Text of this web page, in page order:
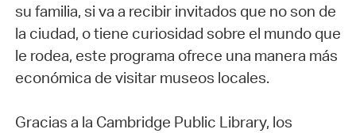
su familia, si va a recibir invitados que no son de
la ciudad, o tiene curiosidad sobre el mundo que
le rodea, este programa ofrece una manera más
económica de visitar museos locales.
Gracias a la Cambridge Public Library, los